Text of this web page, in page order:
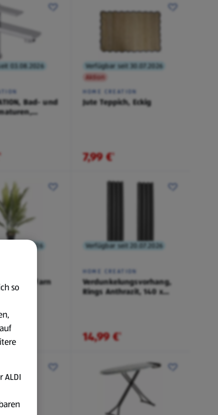
03.08.2026
Bad- und
Verfügbar seit 30.07.2026
Aktion
HOME CREATION
Jute Teppich, Eckig
7,99 €¹
30.07.2026
Pflanze, Farn
Verfügbar seit 20.07.2026
HOME CREATION
Verdunkelungsvorhang,
Rings Anthrazit, 140 x
14,99 €¹
so
ALDI